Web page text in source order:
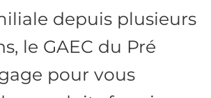
depuis plusieurs
le GAEC du Pré
pour vous